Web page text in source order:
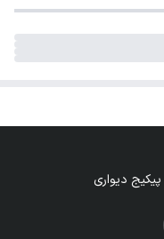
دیواری